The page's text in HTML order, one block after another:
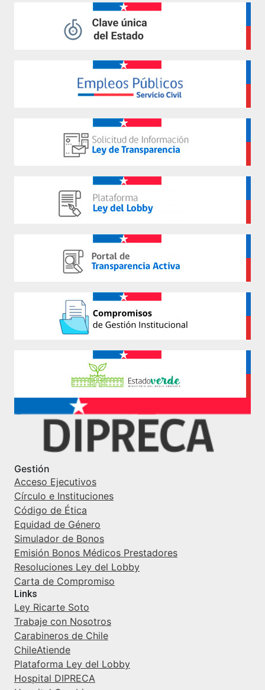
Gestión
Acceso Ejecutivos
Círculo e Instituciones
Código de Ética
Equidad de Género
Simulador de Bonos
Emisión Bonos Médicos Prestadores
Resoluciones Ley del Lobby
Carta de Compromiso
Links
Ley Ricarte Soto
Trabaje con Nosotros
Carabineros de Chile
ChileAtiende
Plataforma Ley del Lobby
Hospital DIPRECA